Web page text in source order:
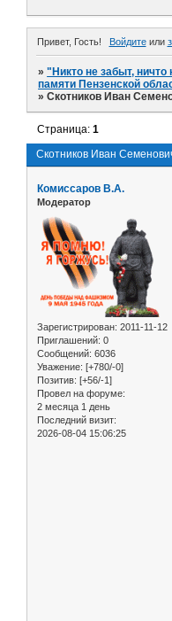
Привет, Гость! Войдитеили
»"Никто не забыт,
памяти Пензенской
»Скотников Иван
Скотников Иван
Страница:1
Комиссаров В.А.
Модератор
Зарегистрирован: 2011-11-12
Приглашений: 0
Сообщений: 6036
Уважение: [+780/-0]
Позитив: [+56/-1]
Провел на форуме:
2 месяца 1 день
Последний визит:
2026-08-04 15:06:25